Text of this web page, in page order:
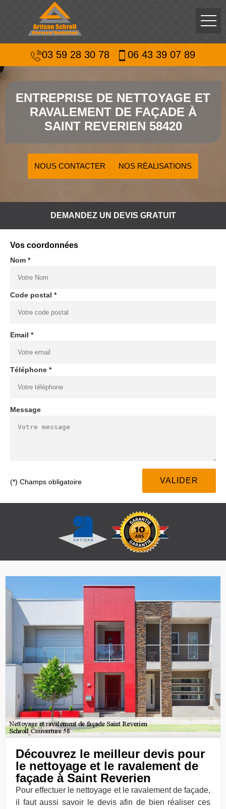
03 59 28 30 78 06 43 39 07 89
ENTREPRISE DE NETTOYAGE ET
RAVALEMENT DE FAÇADE À
SAINT REVERIEN 58420
NOUS CONTACTER NOS RÉALISATIONS
DEMANDEZ UN DEVIS GRATUIT
Vos coordonnées
Nom *
Code postal *
Email *
Téléphone *
Message
(*) Champs obligatoire
Découvrez le meilleur devis pour
le nettoyage et le ravalement de
façade à Saint Reverien
Pour effectuer le nettoyage et le ravalement de façade,
il faut aussi savoir le devis afin de bien réaliser ces